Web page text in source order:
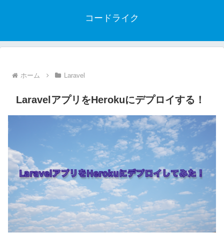
コードライク
ホーム Laravel
LaravelアプリをHerokuにデプロイする！